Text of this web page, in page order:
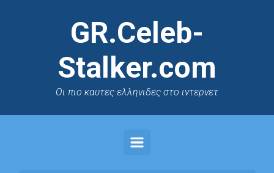
GR.Celeb-
Stalker.com
Oι πιο καυτες ελληνιδες στο ιντερνετ